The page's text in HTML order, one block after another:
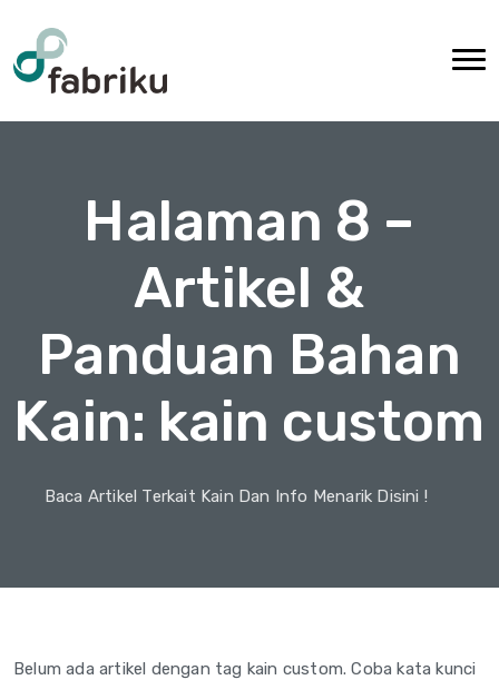
Halaman 8 –
Artikel &
Panduan Bahan
Kain: kain custom
Baca Artikel Terkait Kain Dan Info Menarik Disini !
Belum ada artikel dengan tag kain custom. Coba kata kunci